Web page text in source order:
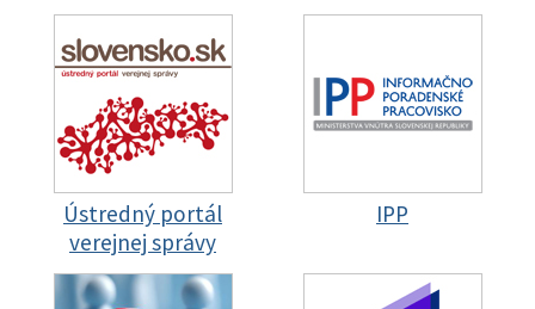
Ústredný portál
verejnej správy
IPP